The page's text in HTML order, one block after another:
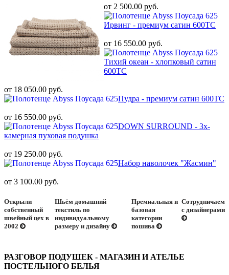
от 2 500.00 руб.
Ирвинг - премиум сатин 600ТС
от 16 550.00 руб.
Тихий океан - хлопковый сатин
600ТС
от 18 050.00 руб.
Пудра - премиум сатин 600ТС
от 16 550.00 руб.
DOWN SURROUND - 3х-
камерная пуховая подушка
от 19 250.00 руб.
Набор наволочек "Жасмин"
от 3 100.00 руб.
Открыли
собственный
швейный цех в
2002
Шьём домашний
текстиль по
индивидуальному
размеру и дизайну
Премиальная и
базовая
категории
пошива
Сотрудничаем
с дизайнерами
РАЗГОВОР ПОДУШЕК - МАГАЗИН И АТЕЛЬЕ
ПОСТЕЛЬНОГО БЕЛЬЯ